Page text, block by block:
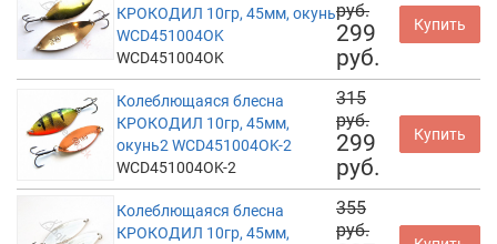
КРОКОДИЛ 10гр, 45мм, окунь
WCD451004OK
WCD451004OK
руб.
299
руб.
Купить
Колеблющаяся блесна
КРОКОДИЛ 10гр, 45мм,
окунь2 WCD451004OK-2
WCD451004OK-2
315
руб.
299
руб.
Купить
Колеблющаяся блесна
КРОКОДИЛ 10гр, 45мм,
355
руб.